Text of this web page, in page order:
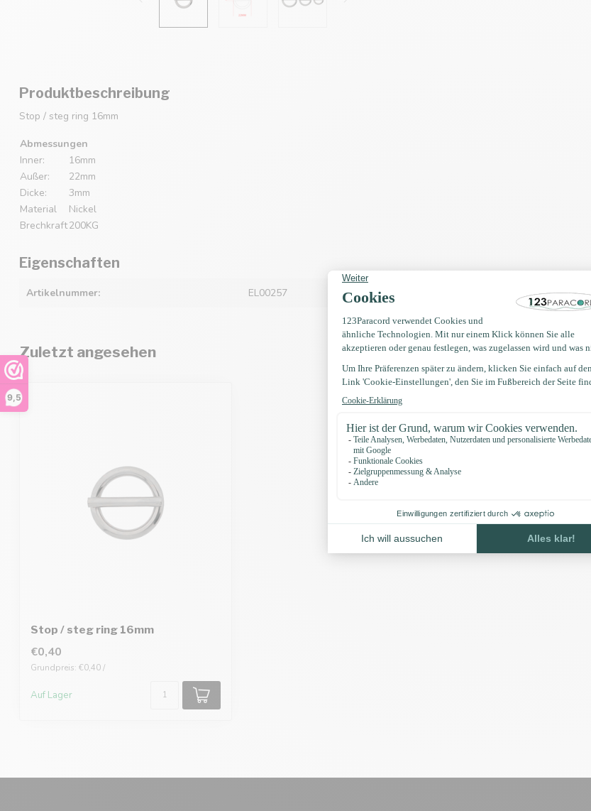
9,5
Produktbeschreibung
Stop / steg ring 16mm
Abmessungen
Inner:
16mm
Außer:
22mm
Dicke:
3mm
Material
Nickel
Brechkraft200KG
Eigenschaften
Artikelnummer: EL00257
Zuletzt angesehen
Stop / steg ring 16mm
€0,40
Grundpreis: €0,40 /
Auf Lager